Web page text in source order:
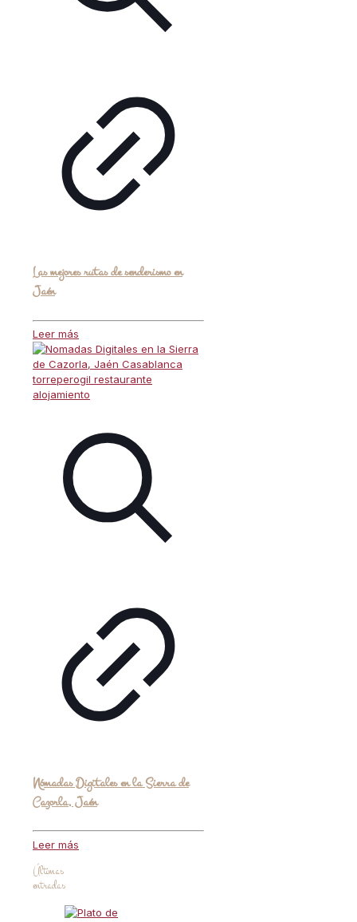
Las mejores rutas de senderismo en
Jaén
Leer más
Nómadas Digitales en la Sierra de
Cazorla, Jaén
Leer más
Últimas
entradas